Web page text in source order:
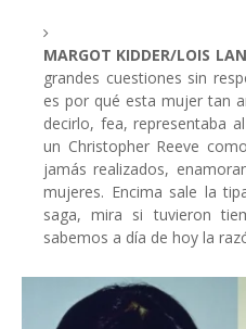
MARGOT KIDDER/LOIS
grandes cuestiones sin
es por qué esta mujer tan
decirlo, fea, representaba
un Christopher Reeve
jamás realizados,
mujeres. Encima sale la
saga, mira si tuvieron
sabemos a día de hoy la